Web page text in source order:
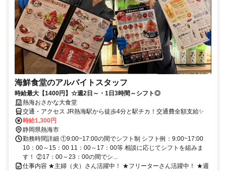
海鮮食堂のアルバイトスタッフ
時給最大【1400円】☆週2日～・1日3時間～シフト◎
熱海おさかな大食堂
交通・アクセス JR熱海駅から徒歩4分と駅チカ！交通費全額支給✨
時給1,300円
静岡県熱海市
勤務時間詳細 ①9:00~17:00の間でシフト制 シフト例：9:00~17:00
10：00～15：00 11：00～17：00等 相談に応じてシフトを組みま
す！ ②17：00～23：00の間でシ...
仕事内容 ★主婦（夫）さん活躍中！ ★フリーターさん活躍中！ ★週